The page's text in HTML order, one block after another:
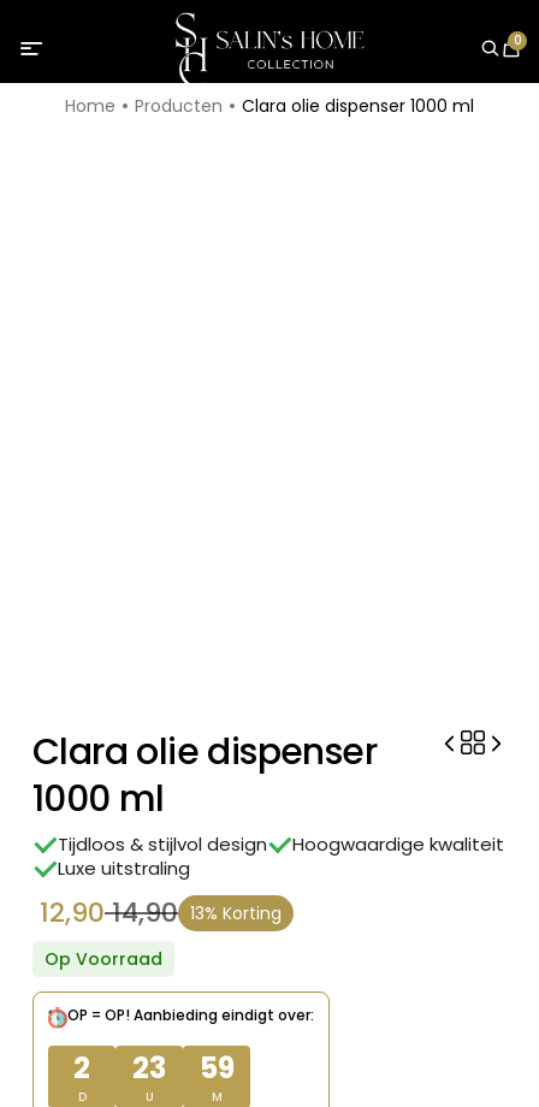
0
Home Producten Clara olie dispenser 1000 ml
Clara olie dispenser
1000 ml
Tijdloos & stijlvol design
Hoogwaardige kwaliteit
Luxe uitstraling
14,90
Oorspronkelijke
prijs
was:
€ 14,90.
12,90
Huidige
prijs
is:
€ 12,90.
13% Korting
Op Voorraad
OP = OP!Aanbieding eindigt over:
2
D
23
U
59
M